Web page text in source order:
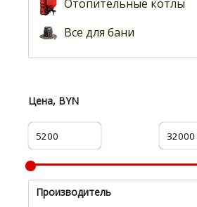
Отопительные котлы
Все для бани
Цена, BYN
Производитель